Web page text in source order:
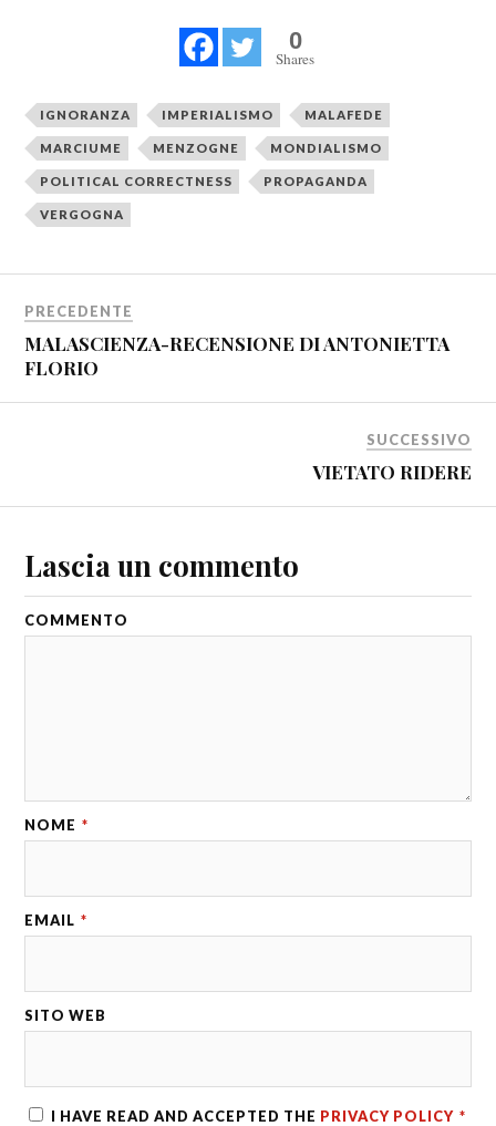
0
Shares
IGNORANZA IMPERIALISMO MALAFEDE
MARCIUME MENZOGNE MONDIALISMO
POLITICAL CORRECTNESS PROPAGANDA
VERGOGNA
PRECEDENTE
MALASCIENZA-RECENSIONE DI ANTONIETTA
FLORIO
SUCCESSIVO
VIETATO RIDERE
Lascia un commento
COMMENTO
NOME *
EMAIL *
SITO WEB
I HAVE READ AND ACCEPTED THE PRIVACY POLICY *